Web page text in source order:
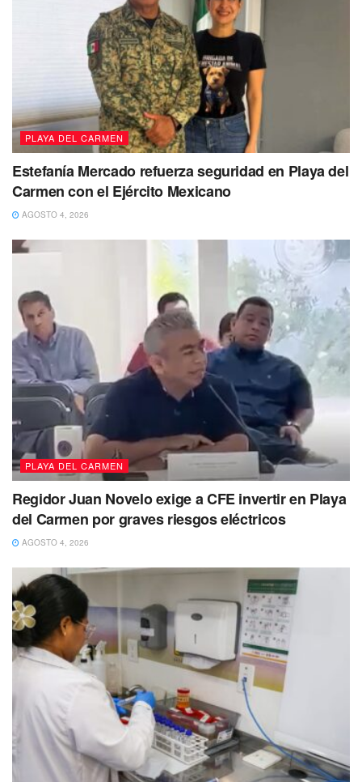
PLAYA DEL CARMEN
Estefanía Mercado refuerza seguridad en Playa del
Carmen con el Ejército Mexicano
AGOSTO 4, 2026
PLAYA DEL CARMEN
Regidor Juan Novelo exige a CFE invertir en Playa
del Carmen por graves riesgos eléctricos
AGOSTO 4, 2026